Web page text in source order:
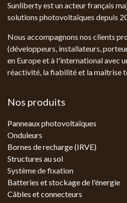
Sunliberty est un acteur français
solutions photovoltaïques depuis
Nous accompagnons nos clients
(développeurs, installateurs,
en Europe et à l'international avec
réactivité, la fiabilité et la maîtrise
Nos produits
Panneaux photovoltaïques
Onduleurs
Bornes de recharge (IRVE)
Structures au sol
Système de fixation
Batteries et stockage de l'énergie
Câbles et connecteurs